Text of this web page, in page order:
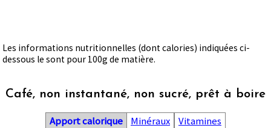
Les informations nutritionnelles (dont calories) indiquées ci-
dessous le sont pour 100g de matière.
Café, non instantané, non sucré, prêt à boire
Apport calorique Minéraux Vitamines